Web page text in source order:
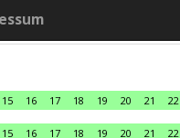
15 16 17 18 19 20 21 22
15 16 17 18 19 20 21 22